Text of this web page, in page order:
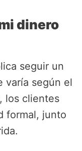
dinero
seguir un
varía según el
los clientes
formal, junto